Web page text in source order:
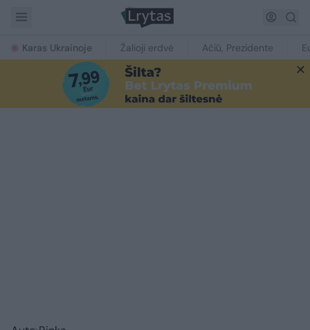
Karas Ukrainoje Žalioji erdvė Ačiū, Prezidente